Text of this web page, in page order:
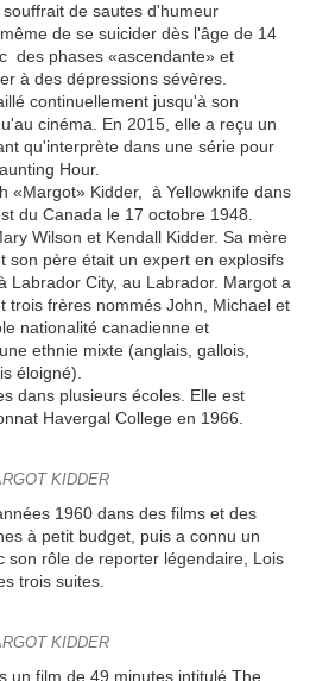
de sautes d'humeur
de se suicider dès l'âge de 14
des phases «ascendante» et
à des dépressions sévères.
continuellement jusqu'à son
cinéma. En 2015, elle a reçu un
qu'interprète dans une série pour
Hour.
«Margot» Kidder, à Yellowknife dans
du Canada le 17 octobre 1948.
Wilson et Kendall Kidder. Sa mère
son père était un expert en explosifs
Labrador City, au Labrador. Margot a
trois frères nommés John, Michael et
nationalité canadienne et
ethnie mixte (anglais, gallois,
éloigné).
dans plusieurs écoles. Elle est
Havergal College en 1966.
KIDDER
1960 dans des films et des
à petit budget, puis a connu un
son rôle de reporter légendaire, Lois
trois suites.
KIDDER
un film de 49 minutes intitulé The